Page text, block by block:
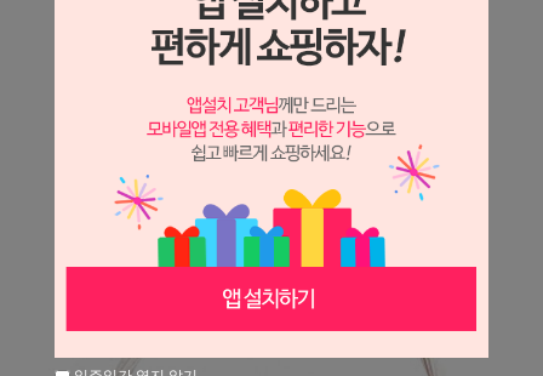
상세 정보를 확대해 보실 수 있습니다.
※ 필독해주세요 ※
는 시세 변동에 따라 가격이 달라질 수 있으니
문의 후 주문 바랍니다.